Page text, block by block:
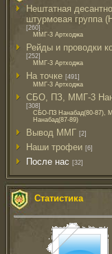
Нештатная
штурмовая группа
[260]
ММГ-3 Артходжа
Рейды и проводки
[252]
ММГ-3 Артходжа
На точке [491]
ММГ-3 Артходжа
СБО, ПЗ, ММГ-3
[308]
СБО-ПЗ Нанабад(80-87),
Нанабад(87-89)
Вывод ММГ [2]
Наши трофеи [6]
После нас [32]
Статистика